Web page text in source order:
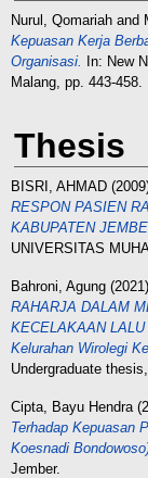
Nurul, Qomariah and
Kepuasan Kerja
Organisasi.
In: New
Malang, pp. 443-458.
Thesis
BISRI, AHMAD
RESPON PASIEN
KABUPATEN
UNIVERSITAS
Bahroni, Agung (2021)
RAHARJA DALAM
KECELAKAAN
Kelurahan Wirolegi
Undergraduate
Cipta, Bayu Hendra
Terhadap Kepuasan
Koesnadi
Jember.